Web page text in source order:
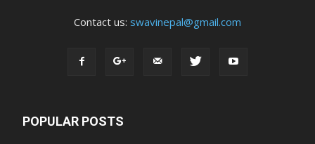
Contact us: swavinepal@gmail.com
POPULAR POSTS